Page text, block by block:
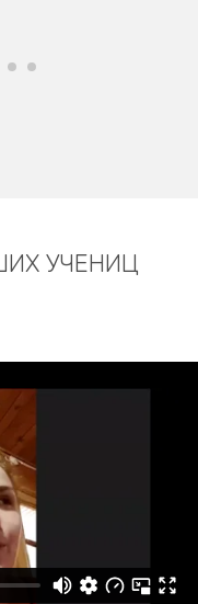
УЧЕНИЦ